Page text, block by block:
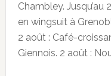
Chambley.
en wingsuit à
2 août : Café-
Giennois. 2 août :